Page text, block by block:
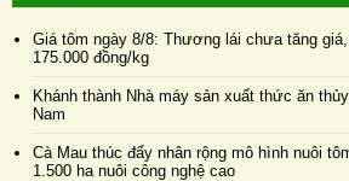
Giá tôm ngày 8/8: Thương lái chưa tăng
175.000 đồng/kg
Khánh thành Nhà máy sản xuất thức ăn
Nam
Cà Mau thúc đẩy nhân rộng mô hình nuôi
1.500 ha nuôi công nghệ cao